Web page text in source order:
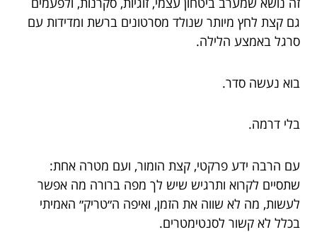
גם קצת לחץ מיותר שנולד מסרטונים ברשת ומדידות עם
סרגל באמצע הלילה.
בוא נעשה סדר.
בלי דרמה.
עם הרבה ידע פרקטי, קצת הומור, ועם מטרה אחת:
שתסיים לקרוא ותרגיש שיש לך מפה ברורה מה אפשר
לעשות, מה לא שווה את הזמן, ואיפה ה״טריק״ האמיתי
בכלל לא קשור לסנטימטרים.